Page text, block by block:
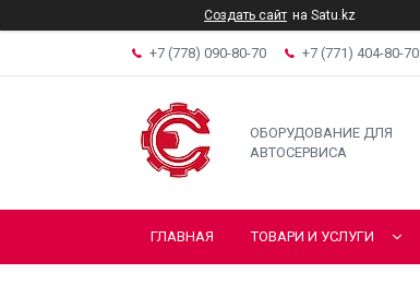
Создать сайт на Satu.kz
+7 (778) 090-80-70 +7 (771) 404-80-70
ОБОРУДОВАНИЕ ДЛЯ
АВТОСЕРВИСА
ГЛАВНАЯ ТОВАРИ И УСЛУГИ